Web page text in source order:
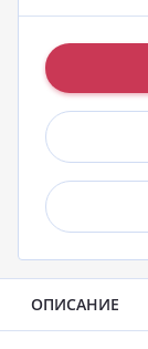
ОПИСАНИЕ